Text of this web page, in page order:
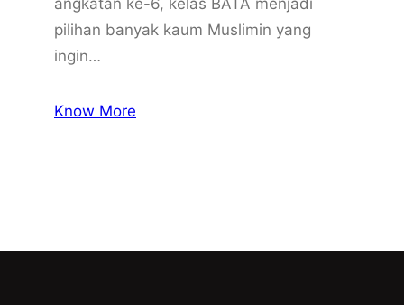
pilihan banyak kaum Muslimin yang
ingin…
Know More